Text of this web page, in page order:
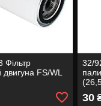
Фільтр
FS/WL
32/
30